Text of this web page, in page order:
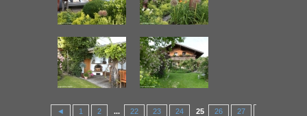
◄ 1 2 ... 22 23 24 25 26 27